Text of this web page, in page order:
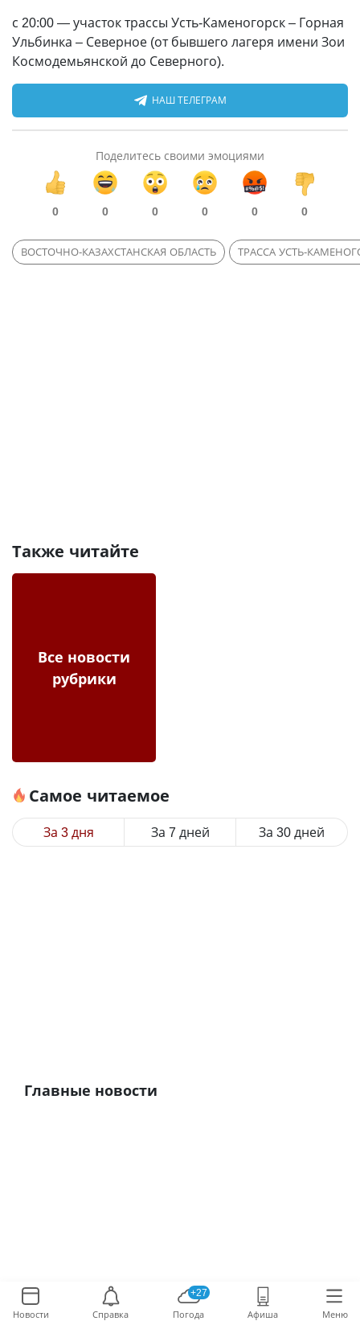
с 20:00—участок трассы Усть-Каменогорск – Горная
Ульбинка – Северное (от бывшего лагеря имени Зои
Космодемьянской до Северного).
НАШ ТЕЛЕГРАМ
Поделитесь своими эмоциями
0 0 0 0 0 0
ВОСТОЧНО-КАЗАХСТАНСКАЯ ОБЛАСТЬ ТРАССА УСТЬ-
Также читайте
Все новости
рубрики
Самое читаемое
За 3 дня За 7 дней За 30 дней
Главные новости
Новости Справка
+27
Погода Афиша Меню